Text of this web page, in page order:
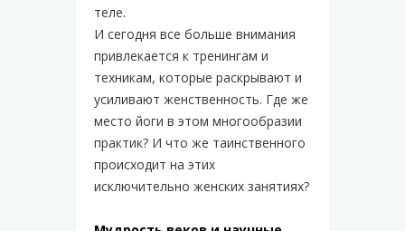
теле.
И сегодня все больше внимания
привлекается к тренингам и
техникам, которые раскрывают и
усиливают женственность. Где же
место йоги в этом многообразии
практик? И что же таинственного
происходит на этих
исключительно женских занятиях?